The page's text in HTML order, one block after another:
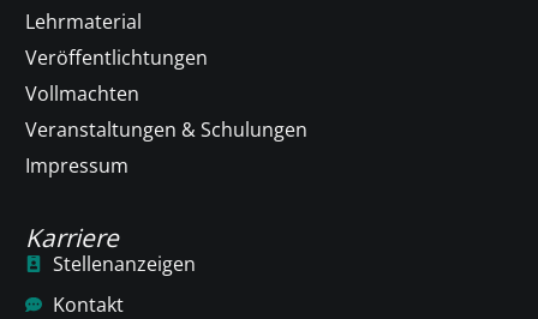
Lehrmaterial
Veröffentlichtungen
Vollmachten
Veranstaltungen & Schulungen
Impressum
Karriere
Stellenanzeigen
Kontakt